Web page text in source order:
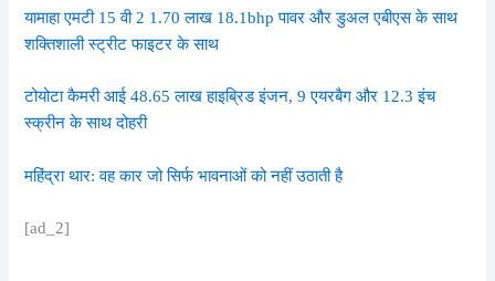
यामाहा एमटी 15 वी 2 1.70 लाख 18.1bhp पावर और डुअल एबीएस के साथ
शक्तिशाली स्ट्रीट फाइटर के साथ
टोयोटा कैमरी आई 48.65 लाख हाइब्रिड इंजन, 9 एयरबैग और 12.3 इंच
स्क्रीन के साथ दोहरी
महिंद्रा थार: वह कार जो सिर्फ भावनाओं को नहीं उठाती है
[ad_2]